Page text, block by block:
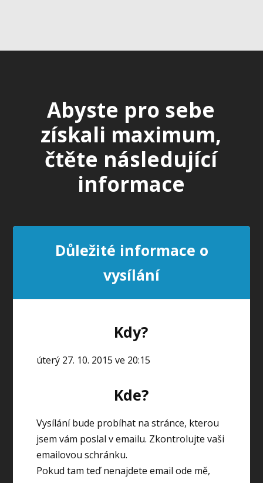
Abyste pro sebe
získali maximum,
čtěte následující
informace
Důležité informace o
vysílání
Kdy?
úterý 27. 10. 2015 ve 20:15
Kde?
Vysílání bude probíhat na stránce, kterou
jsem vám poslal v emailu. Zkontrolujte vaši
emailovou schránku.
Pokud tam teď nenajdete email ode mě,